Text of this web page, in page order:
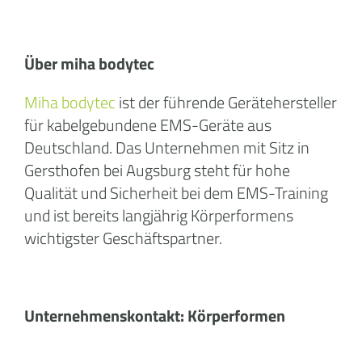
Über miha bodytec
Miha bodytecist der führende Gerätehersteller
für kabelgebundene EMS-Geräte aus
Deutschland. Das Unternehmen mit Sitz in
Gersthofen bei Augsburg steht für hohe
Qualität und Sicherheit bei dem EMS-Training
und ist bereits langjährig Körperformens
wichtigster Geschäftspartner.
Unternehmenskontakt: Körperformen